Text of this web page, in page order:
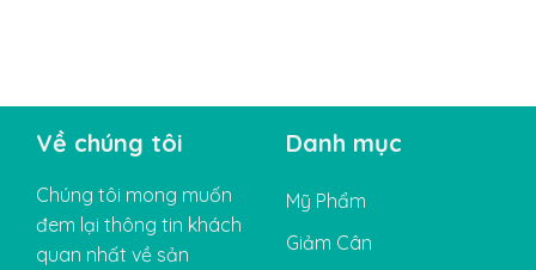
Về chúng tôi
Chúng tôi mong muốn
đem lại thông tin khách
quan nhất về sản
Danh mục
Mỹ Phẩm
Giảm Cân